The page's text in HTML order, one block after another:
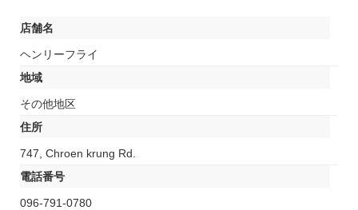
店舗名
ヘンリーフライ
地域
その他地区
住所
747, Chroen krung Rd.
電話番号
096-791-0780